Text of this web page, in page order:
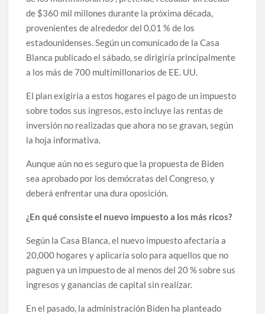
de $360 mil millones durante la próxima década,
provenientes de alrededor del 0,01 % de los
estadounidenses. Según un comunicado de la Casa
Blanca publicado el sábado, se dirigiría principalmente
a los más de 700 multimillonarios de EE. UU.
El plan exigiría a estos hogares el pago de un impuesto
sobre todos sus ingresos, esto incluye las rentas de
inversión no realizadas que ahora no se gravan, según
la hoja informativa.
Aunque aún no es seguro que la propuesta de Biden
sea aprobado por los demócratas del Congreso, y
deberá enfrentar una dura oposición.
¿En qué consiste el nuevo impuesto a los más ricos?
Según la Casa Blanca, el nuevo impuesto afectaría a
20,000 hogares y aplicaría solo para aquellos que no
paguen ya un impuesto de al menos del 20 % sobre sus
ingresos y ganancias de capital sin realizar.
En el pasado, la administración Biden ha planteado